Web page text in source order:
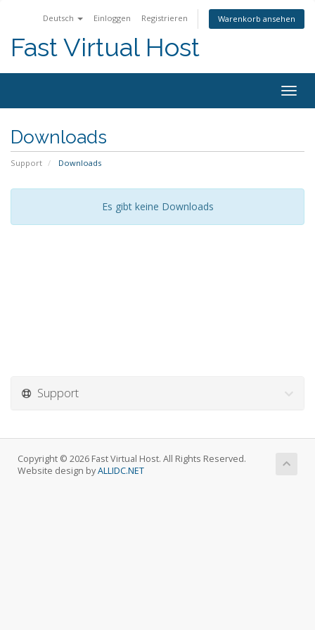
Deutsch Einloggen Registrieren Warenkorb ansehen
Fast Virtual Host
ein-/
Downloads
Support Downloads
Es gibt keine Downloads
Support
Copyright © 2026 Fast Virtual Host. All Rights Reserved.
Website design byALLIDC.NET